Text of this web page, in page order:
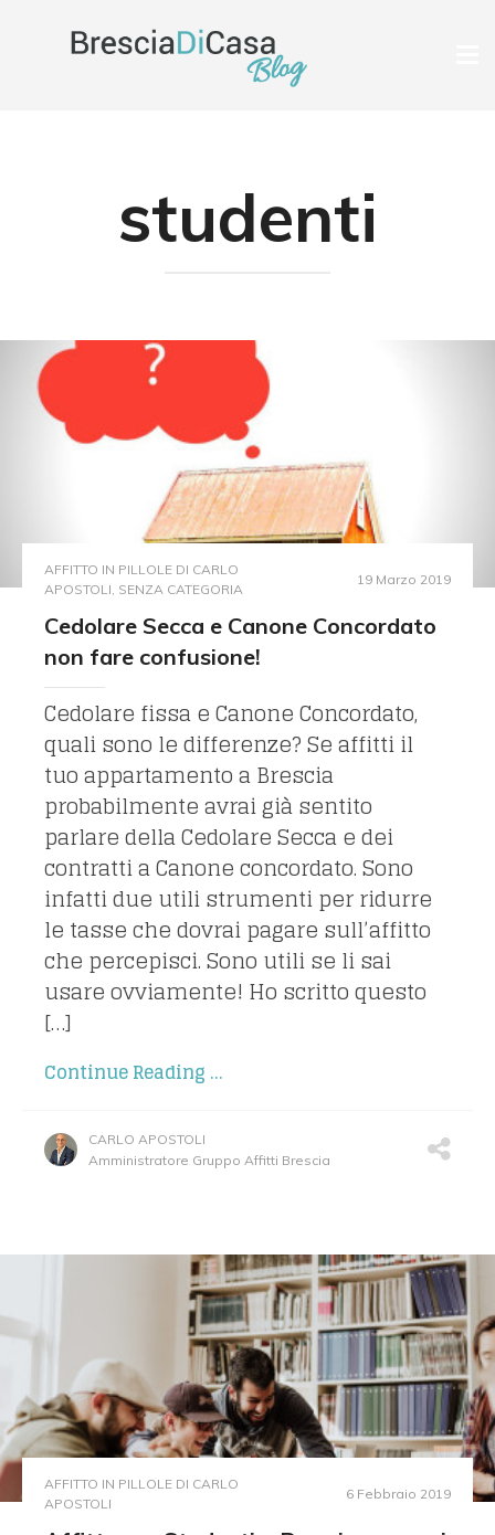
studenti
AFFITTO IN PILLOLE DI CARLO
APOSTOLI, SENZA CATEGORIA
19 Marzo 2019
Cedolare Secca e Canone Concordato
non fare confusione!
Cedolare fissa e Canone Concordato,
quali sono le differenze? Se affitti il
tuo appartamento a Brescia
probabilmente avrai già sentito
parlare della Cedolare Secca e dei
contratti a Canone concordato. Sono
infatti due utili strumenti per ridurre
le tasse che dovrai pagare sull’affitto
che percepisci. Sono utili se li sai
usare ovviamente! Ho scritto questo
[…]
Continue Reading ...
CARLO APOSTOLI
Amministratore Gruppo Affitti Brescia
AFFITTO IN PILLOLE DI CARLO
APOSTOLI
6 Febbraio 2019